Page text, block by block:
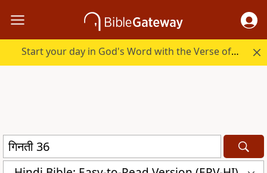
Start your day in God's Word with the Verse of the Day.